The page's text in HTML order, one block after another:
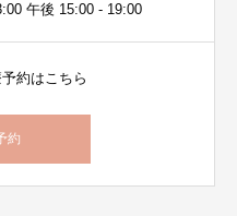
午後 15:00 - 19:00
約はこちら
約